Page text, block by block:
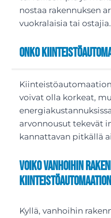
nostaa rakennuksen
vuokralaisia tai ostajia.
Onko
voivat olla korkeat,
arvonnousut tekevät
kannattavan pitkällä
Voiko vanhoihin
Kyllä, vanhoihin